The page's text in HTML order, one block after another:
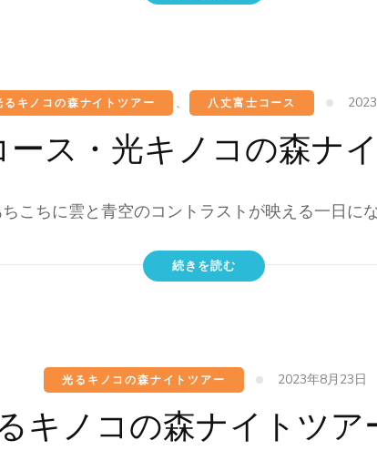
るキノコの森ナイトツアー 、 八丈富士コース
ース・光キノコの森ナ
こちに雲と青空のコントラストが映える一日に
続きを読む
光るキノコの森ナイトツアー 2023年8月23日
キノコの森ナイトツア